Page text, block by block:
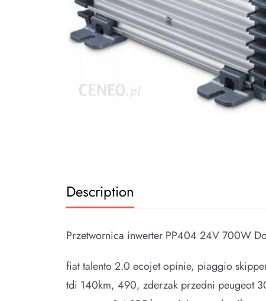
Description
Przetwornica inwerter PP404 24V 700W
fiat talento 2.0 ecojet opinie, piaggio
tdi 140km, 490, zderzak przedni peugeot